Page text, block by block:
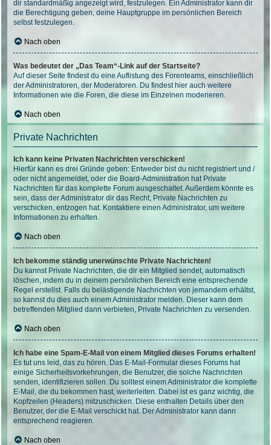
dir standardmäßig angezeigt wird, festzulegen. Ein Administrator kann dir
die Berechtigung geben, deine Hauptgruppe im persönlichen Bereich
selbst festzulegen.
Nach oben
Was bedeutet der „Das Team“-Link auf der Startseite?
Auf dieser Seite findest du eine Auflistung des Forenteams, einschließlich
der Administratoren, der Moderatoren. Du findest hier auch weitere
Informationen wie die Foren, die diese im Einzelnen moderieren.
Nach oben
Private Nachrichten
Ich kann keine Privaten Nachrichten verschicken!
Hierfür kann es drei Gründe geben: Entweder bist du nicht registriert und /
oder nicht angemeldet, oder die Board-Administration hat Private
Nachrichten für das komplette Forum ausgeschaltet. Außerdem könnte es
sein, dass der Administrator dir das Recht, Private Nachrichten zu
verschicken, entzogen hat. Kontaktiere einen Administrator, um weitere
Informationen zu erhalten.
Nach oben
Ich bekomme ständig unerwünschte Private Nachrichten!
Du kannst Private Nachrichten, die dir ein Mitglied sendet, automatisch
löschen, indem du in deinem persönlichen Bereich eine entsprechende
Regel erstellst. Falls du belästigende Nachrichten von jemandem erhältst,
so kannst du dies auch einem Administrator melden. Dieser kann dem
betreffenden Mitglied dann verbieten, Private Nachrichten zu versenden.
Nach oben
Ich habe eine Spam-E-Mail von einem Mitglied dieses Forums erhalten!
Es tut uns leid, das zu hören. Das E-Mail-Formular dieses Forums hat
einige Sicherheitsvorkehrungen, die Benutzer, die solche Nachrichten
senden, identifizieren sollen. Du solltest einem Administrator die komplette
E-Mail, die du bekommen hast, weiterleiten. Dabei ist es ganz wichtig, die
Kopfzeilen (Headers) mitzuschicken. Diese enthalten Details über den
Benutzer, der die E-Mail verschickt hat. Der Administrator kann dann
entsprechend reagieren.
Nach oben